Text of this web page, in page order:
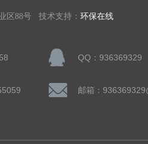
区88号 技术支持： 环保在线
QQ：936369329
邮箱：